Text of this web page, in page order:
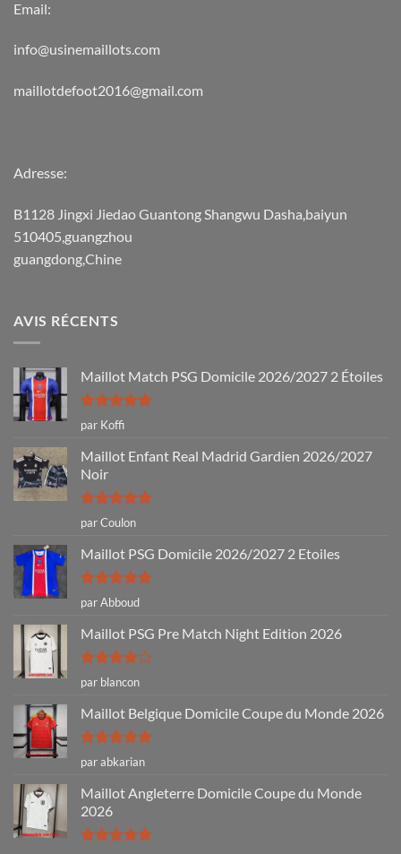
Email:
info@usinemaillots.com
maillotdefoot2016@gmail.com
Adresse:
B1128 Jingxi Jiedao Guantong Shangwu Dasha,baiyun
510405,guangzhou
guangdong,Chine
AVIS RÉCENTS
Maillot Match PSG Domicile 2026/2027 2 Étoiles
Note5sur
5
par Koffi
Maillot Enfant Real Madrid Gardien 2026/2027
Noir
Note5sur
5
par Coulon
Maillot PSG Domicile 2026/2027 2 Etoiles
Note5sur
5
par Abboud
Maillot PSG Pre Match Night Edition 2026
Note4
sur 5
par blancon
Maillot Belgique Domicile Coupe du Monde 2026
Note5sur
5
par abkarian
Maillot Angleterre Domicile Coupe du Monde
2026